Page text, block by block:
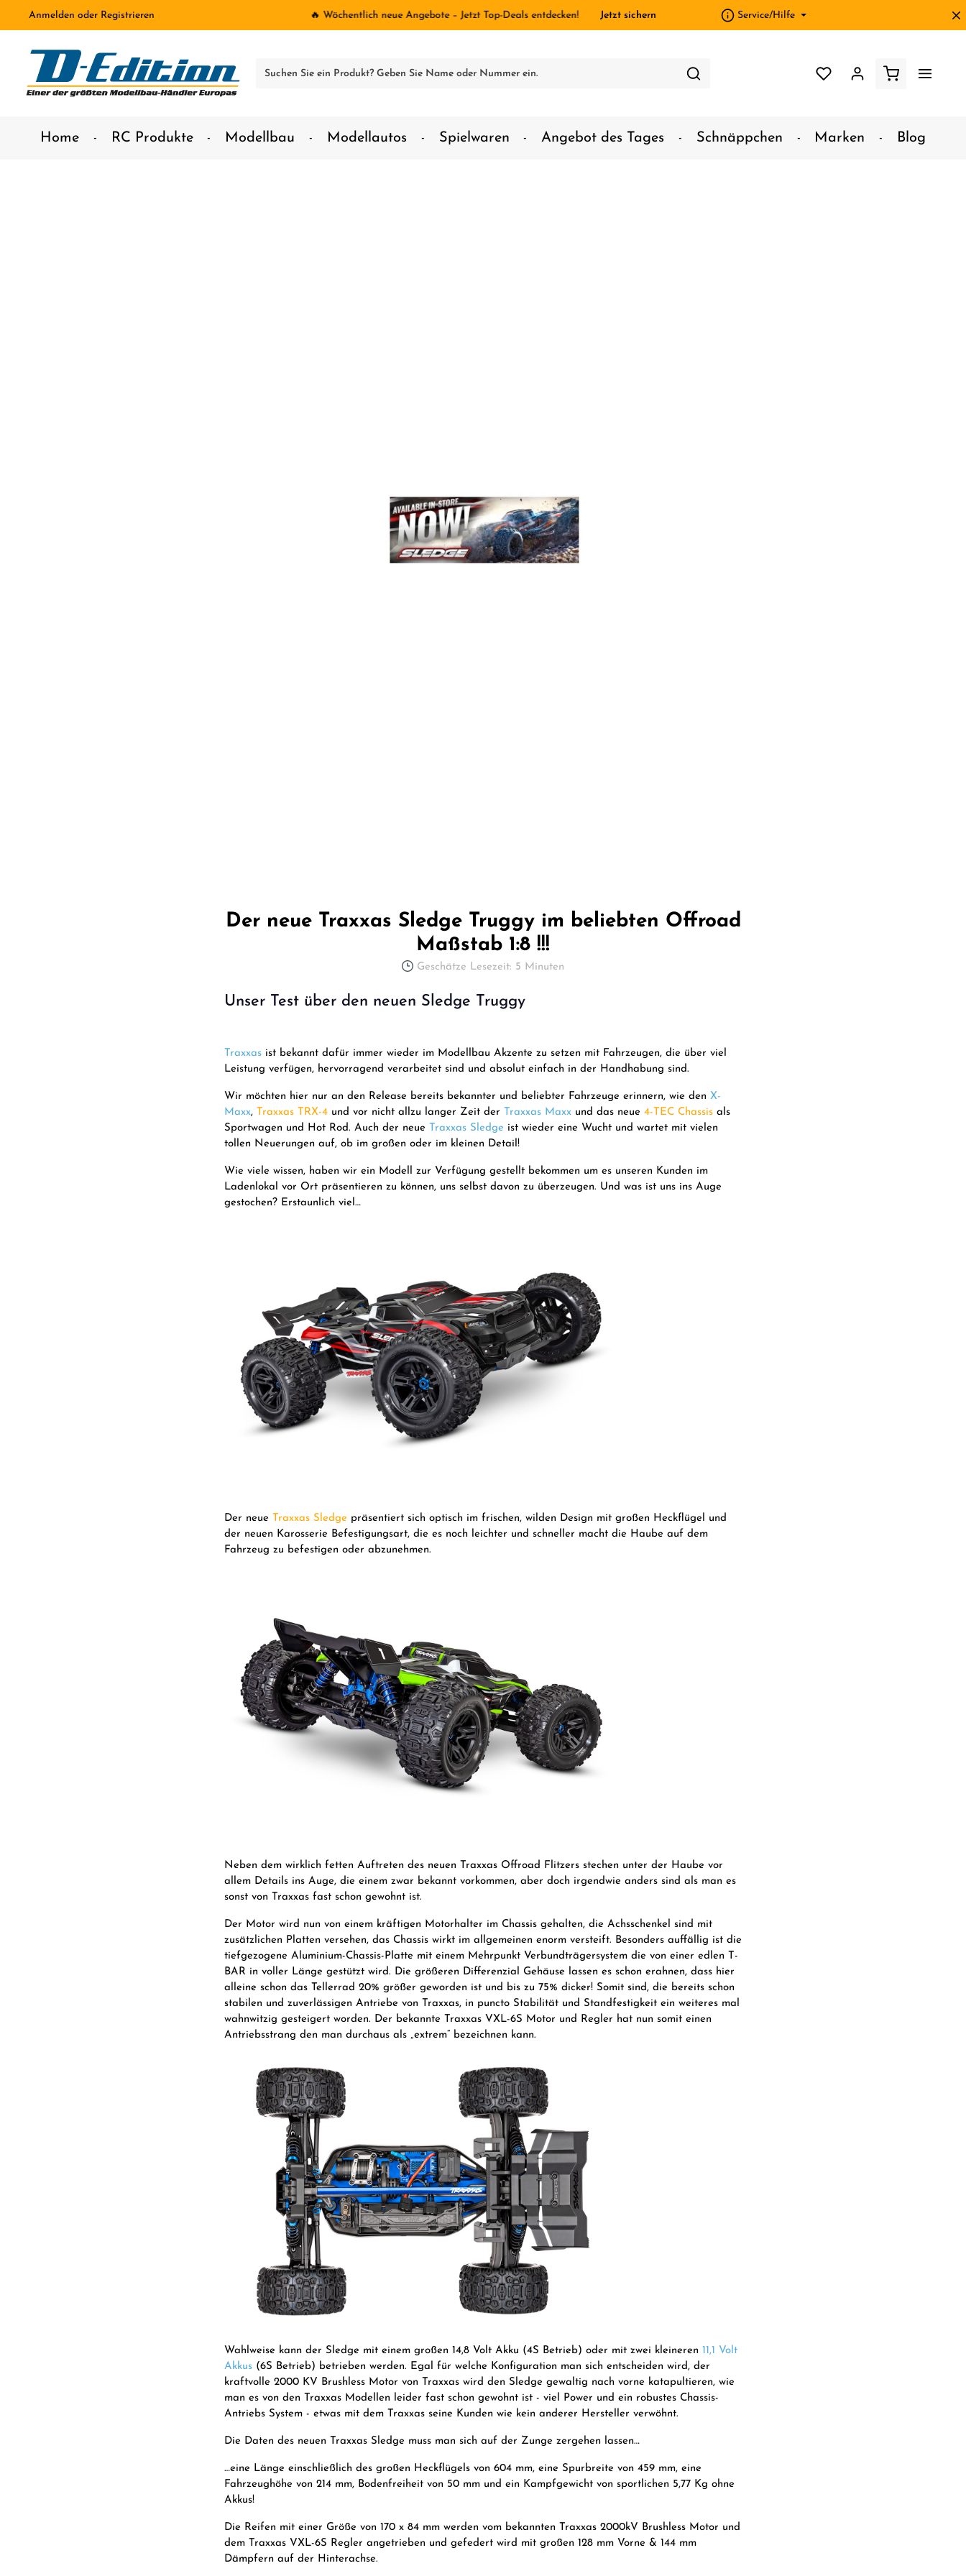
springen
Anmelden oder Registrieren 🔥 Wöchentlich neue Angebote – Jetzt Top-Deals entdecken! Jetzt sichern Service/Hilfe
Home RC Produkte Modellbau Modellautos Spielwaren Angebot des Tages Schnäppchen Marken Blog
Der neue Traxxas Sledge Truggy im beliebten Offroad
Maßstab 1:8 !!!
Geschätze Lesezeit: 5 Minuten
Unser Test über den neuen Sledge Truggy
Traxxas ist bekannt dafür immer wieder im Modellbau Akzente zu setzen mit Fahrzeugen, die über viel
Leistung verfügen, hervorragend verarbeitet sind und absolut einfach in der Handhabung sind.
Wir möchten hier nur an den Release bereits bekannter und beliebter Fahrzeuge erinnern, wie den X-
Maxx, Traxxas TRX-4 und vor nicht allzu langer Zeit der Traxxas Maxx und das neue 4-TEC Chassis als
Sportwagen und Hot Rod. Auch der neue Traxxas Sledge ist wieder eine Wucht und wartet mit vielen
tollen Neuerungen auf, ob im großen oder im kleinen Detail!
Wie viele wissen, haben wir ein Modell zur Verfügung gestellt bekommen um es unseren Kunden im
Ladenlokal vor Ort präsentieren zu können, uns selbst davon zu überzeugen. Und was ist uns ins Auge
gestochen? Erstaunlich viel…
Der neue Traxxas Sledge präsentiert sich optisch im frischen, wilden Design mit großen Heckflügel und
der neuen Karosserie Befestigungsart, die es noch leichter und schneller macht die Haube auf dem
Fahrzeug zu befestigen oder abzunehmen.
Neben dem wirklich fetten Auftreten des neuen Traxxas Offroad Flitzers stechen unter der Haube vor
allem Details ins Auge, die einem zwar bekannt vorkommen, aber doch irgendwie anders sind als man es
sonst von Traxxas fast schon gewohnt ist.
Der Motor wird nun von einem kräftigen Motorhalter im Chassis gehalten, die Achsschenkel sind mit
zusätzlichen Platten versehen, das Chassis wirkt im allgemeinen enorm versteift. Besonders auffällig ist die
tiefgezogene Aluminium-Chassis-Platte mit einem Mehrpunkt Verbundträgersystem die von einer edlen T-
BAR in voller Länge gestützt wird. Die größeren Differenzial Gehäuse lassen es schon erahnen, dass hier
alleine schon das Tellerrad 20% größer geworden ist und bis zu 75% dicker! Somit sind, die bereits schon
stabilen und zuverlässigen Antriebe von Traxxas, in puncto Stabilität und Standfestigkeit ein weiteres mal
wahnwitzig gesteigert worden. Der bekannte Traxxas VXL-6S Motor und Regler hat nun somit einen
Antriebsstrang den man durchaus als „extrem“ bezeichnen kann.
Wahlweise kann der Sledge mit einem großen 14,8 Volt Akku (4S Betrieb) oder mit zwei kleineren 11,1 Volt
Akkus (6S Betrieb) betrieben werden. Egal für welche Konfiguration man sich entscheiden wird, der
kraftvolle 2000 KV Brushless Motor von Traxxas wird den Sledge gewaltig nach vorne katapultieren, wie
man es von den Traxxas Modellen leider fast schon gewohnt ist - viel Power und ein robustes Chassis-
Antriebs System - etwas mit dem Traxxas seine Kunden wie kein anderer Hersteller verwöhnt.
Die Daten des neuen Traxxas Sledge muss man sich auf der Zunge zergehen lassen…
…eine Länge einschließlich des großen Heckflügels von 604 mm, eine Spurbreite von 459 mm, eine
Fahrzeughöhe von 214 mm, Bodenfreiheit von 50 mm und ein Kampfgewicht von sportlichen 5,77 Kg ohne
Akkus!
Die Reifen mit einer Größe von 170 x 84 mm werden vom bekannten Traxxas 2000kV Brushless Motor und
dem Traxxas VXL-6S Regler angetrieben und gefedert wird mit großen 128 mm Vorne & 144 mm
Dämpfern auf der Hinterachse.